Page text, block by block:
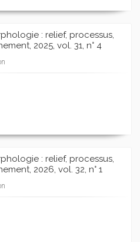
: relief, processus,
2025, vol. 31, n° 4
: relief, processus,
2026, vol. 32, n° 1